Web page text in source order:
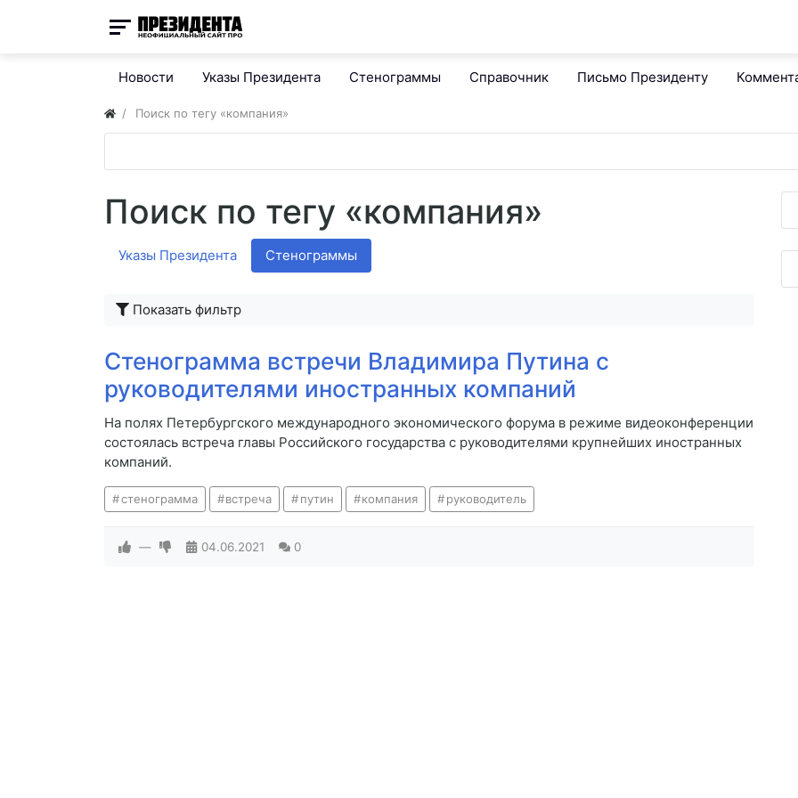
Новости Указы Президента Стенограммы Справочник Письмо Президенту
Поиск по тегу «компания»
Поиск по тегу «компания»
Указы Президента Стенограммы
Показать фильтр
Стенограмма встречи Владимира Путина с
руководителями иностранных компаний
На полях Петербургского международного экономического форума в режиме видеоконференции
состоялась встреча главы Российского государства с руководителями крупнейших иностранных
компаний.
стенограмма встреча путин компания руководитель
— 04.06.2021 0